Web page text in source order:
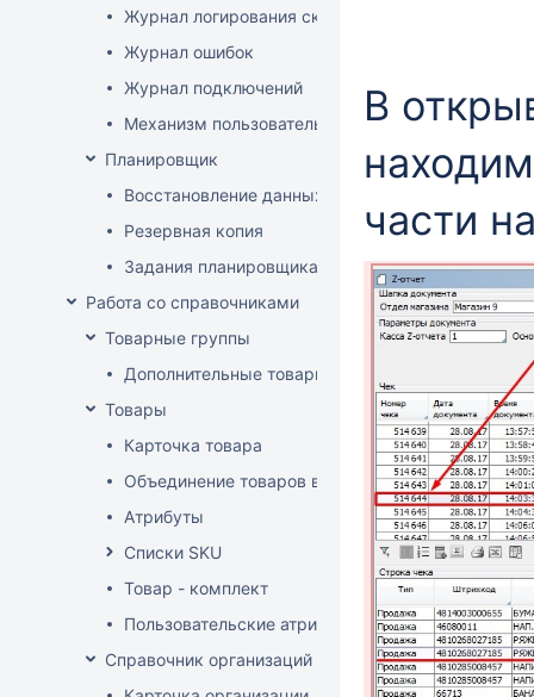
Журнал логирования сканирований штрихкодов
Журнал ошибок
Журнал подключений
Механизм пользовательского логирования
Планировщик
Восстановление данных
Резервная копия
Задания планировщика
Работа со справочниками
Товарные группы
Дополнительные товарные группы
Товары
Карточка товара
Объединение товаров в один (Слияние товаров)
Атрибуты
Списки SKU
Товар - комплект
Пользовательские атрибуты
Справочник организаций
В
части